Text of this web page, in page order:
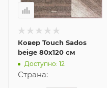
Ковер Touch Sados
beige 80x120 см
Доступно: 12
Страна: